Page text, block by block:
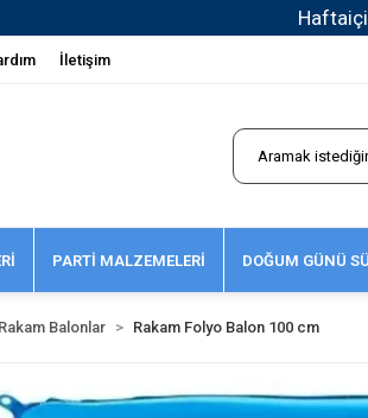
İletişim
PARTİ MALZEMELERİ DOĞUM GÜNÜ
Rakam Balonlar Rakam Folyo Balon 100 cm